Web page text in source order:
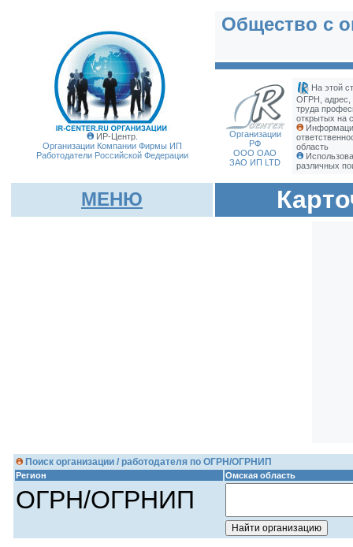
ИР-Центр.
Организации Компании Фирмы ИП
Работодатели Российской Федерации
Общество с
Организации
РФ
ООО ОАО
ЗАО ИП LTD
На этой
ОГРН, адрес,
труда
открытых на
область
различных
МЕНЮ
Поиск организации / работодателя по ОГРН/ОГРНИП
Регион Омская область
ОГРН/ОГРНИП